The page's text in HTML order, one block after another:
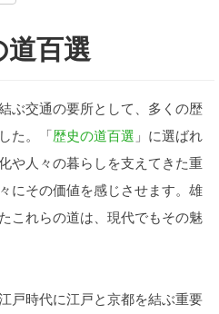
百選
ぶ交通の要所として、多くの歴
た。「歴史の道百選 」に選ばれ
や人々の暮らしを支えてきた重
にその価値を感じさせます。雄
これらの道は、現代でもその魅
時代に江戸と京都を結ぶ重要